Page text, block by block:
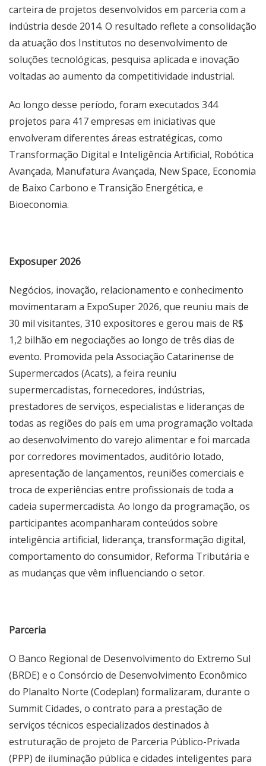
carteira de projetos desenvolvidos em parceria com a
indústria desde 2014. O resultado reflete a consolidação
da atuação dos Institutos no desenvolvimento de
soluções tecnológicas, pesquisa aplicada e inovação
voltadas ao aumento da competitividade industrial.
Ao longo desse período, foram executados 344
projetos para 417 empresas em iniciativas que
envolveram diferentes áreas estratégicas, como
Transformação Digital e Inteligência Artificial, Robótica
Avançada, Manufatura Avançada, New Space, Economia
de Baixo Carbono e Transição Energética, e
Bioeconomia.
Exposuper 2026
Negócios, inovação, relacionamento e conhecimento
movimentaram a ExpoSuper 2026, que reuniu mais de
30 mil visitantes, 310 expositores e gerou mais de R$
1,2 bilhão em negociações ao longo de três dias de
evento. Promovida pela Associação Catarinense de
Supermercados (Acats), a feira reuniu
supermercadistas, fornecedores, indústrias,
prestadores de serviços, especialistas e lideranças de
todas as regiões do país em uma programação voltada
ao desenvolvimento do varejo alimentar e foi marcada
por corredores movimentados, auditório lotado,
apresentação de lançamentos, reuniões comerciais e
troca de experiências entre profissionais de toda a
cadeia supermercadista. Ao longo da programação, os
participantes acompanharam conteúdos sobre
inteligência artificial, liderança, transformação digital,
comportamento do consumidor, Reforma Tributária e
as mudanças que vêm influenciando o setor.
Parceria
O Banco Regional de Desenvolvimento do Extremo Sul
(BRDE) e o Consórcio de Desenvolvimento Econômico
do Planalto Norte (Codeplan) formalizaram, durante o
Summit Cidades, o contrato para a prestação de
serviços técnicos especializados destinados à
estruturação de projeto de Parceria Público-Privada
(PPP) de iluminação pública e cidades inteligentes para